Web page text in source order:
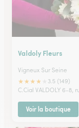
Valdoly Fleurs
Vigneux Sur Seine
★★★★
3.5 (149)
C.Cial VALDOLY 6-8,
Voir la boutique